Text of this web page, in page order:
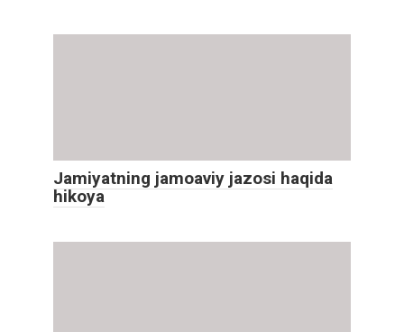
Jamiyatning jamoaviy jazosi haqida
hikoya